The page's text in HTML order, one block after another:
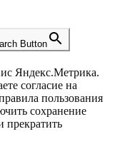
Button
Яндекс.Метрика.
согласие на
пользования
сохранение
прекратить